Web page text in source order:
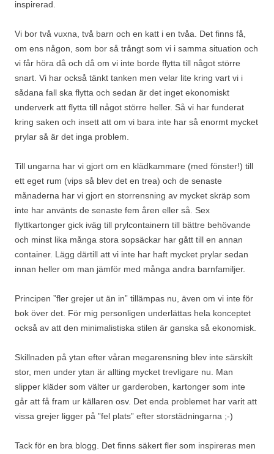
inspirerad.
Vi bor två vuxna, två barn och en katt i en tvåa. Det finns få,
om ens någon, som bor så trångt som vi i samma situation och
vi får höra då och då om vi inte borde flytta till något större
snart. Vi har också tänkt tanken men velar lite kring vart vi i
sådana fall ska flytta och sedan är det inget ekonomiskt
underverk att flytta till något större heller. Så vi har funderat
kring saken och insett att om vi bara inte har så enormt mycket
prylar så är det inga problem.
Till ungarna har vi gjort om en klädkammare (med fönster!) till
ett eget rum (vips så blev det en trea) och de senaste
månaderna har vi gjort en storrensning av mycket skräp som
inte har använts de senaste fem åren eller så. Sex
flyttkartonger gick iväg till prylcontainern till bättre behövande
och minst lika många stora sopsäckar har gått till en annan
container. Lägg därtill att vi inte har haft mycket prylar sedan
innan heller om man jämför med många andra barnfamiljer.
Principen ”fler grejer ut än in” tillämpas nu, även om vi inte för
bok över det. För mig personligen underlättas hela konceptet
också av att den minimalistiska stilen är ganska så ekonomisk.
Skillnaden på ytan efter våran megarensning blev inte särskilt
stor, men under ytan är allting mycket trevligare nu. Man
slipper kläder som välter ur garderoben, kartonger som inte
går att få fram ur källaren osv. Det enda problemet har varit att
vissa grejer ligger på ”fel plats” efter storstädningarna ;-)
Tack för en bra blogg. Det finns säkert fler som inspireras men